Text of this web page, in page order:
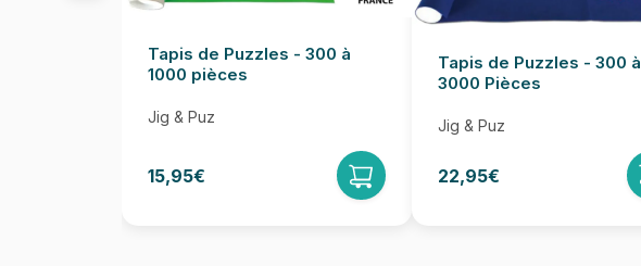
Tapis de Puzzles - 300 à
1000 pièces
Jig & Puz
15,95€
Tapis de Puzzles - 300 à
3000 Pièces
Jig & Puz
22,95€